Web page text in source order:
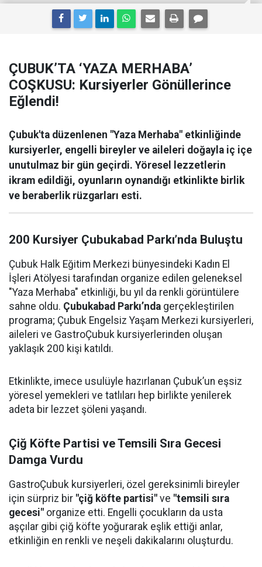
ÇUBUK’TA ‘YAZA MERHABA’
COŞKUSU: Kursiyerler Gönüllerince
Eğlendi!
Çubuk'ta düzenlenen "Yaza Merhaba" etkinliğinde
kursiyerler, engelli bireyler ve aileleri doğayla iç içe
unutulmaz bir gün geçirdi. Yöresel lezzetlerin
ikram edildiği, oyunların oynandığı etkinlikte birlik
ve beraberlik rüzgarları esti.
200 Kursiyer Çubukabad Parkı’nda Buluştu
Çubuk Halk Eğitim Merkezi bünyesindeki Kadın El
İşleri Atölyesi tarafından organize edilen geleneksel
"Yaza Merhaba" etkinliği, bu yıl da renkli görüntülere
sahne oldu. Çubukabad Parkı’nda gerçekleştirilen
programa; Çubuk Engelsiz Yaşam Merkezi kursiyerleri,
aileleri ve GastroÇubuk kursiyerlerinden oluşan
yaklaşık 200 kişi katıldı.
Etkinlikte, imece usulüyle hazırlanan Çubuk’un eşsiz
yöresel yemekleri ve tatlıları hep birlikte yenilerek
adeta bir lezzet şöleni yaşandı.
Çiğ Köfte Partisi ve Temsili Sıra Gecesi
Damga Vurdu
GastroÇubuk kursiyerleri, özel gereksinimli bireyler
için sürpriz bir "çiğ köfte partisi" ve "temsili sıra
gecesi" organize etti. Engelli çocukların da usta
aşçılar gibi çiğ köfte yoğurarak eşlik ettiği anlar,
etkinliğin en renkli ve neşeli dakikalarını oluşturdu.